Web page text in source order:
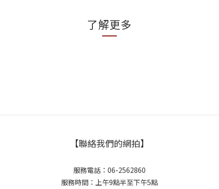
了解更多
【聯絡我們的網拍】
服務電話：06-2562860
服務時間：上午9點半至下午5點